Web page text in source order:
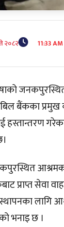
२०८२ 11:33 AM
बैंकका
हस्तान्तरण
प्राप्त सेवा
लागि
भनाइ छ ।